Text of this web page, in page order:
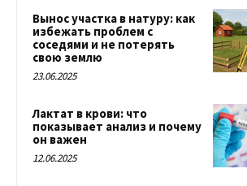
Вынос участка в натуру: как
избежать проблем с
соседями и не потерять
свою землю
23.06.2025
Лактат в крови: что
показывает анализ и почему
он важен
12.06.2025